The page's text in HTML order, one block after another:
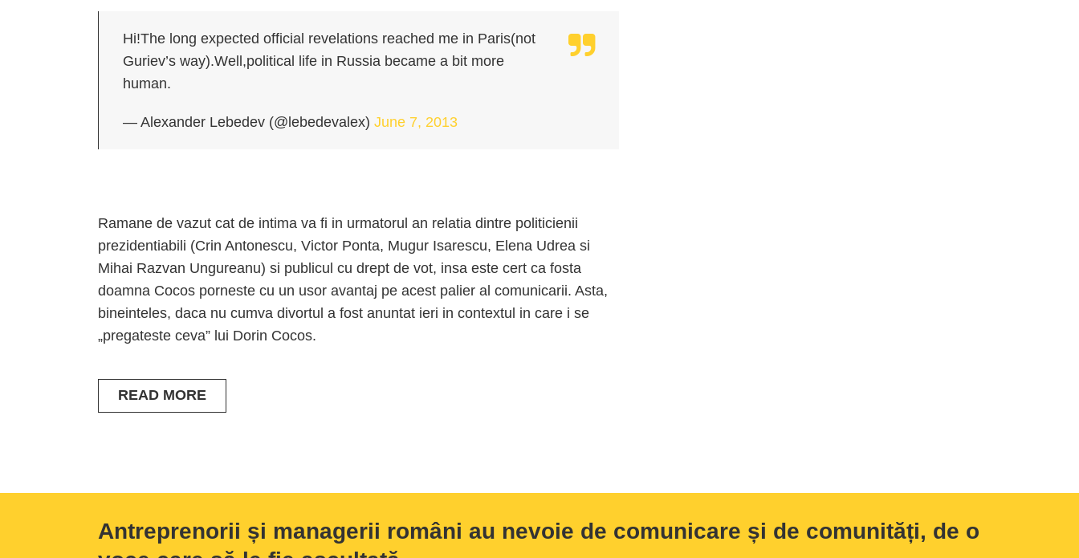
Hi!The long expected official revelations reached me in Paris(not
Guriev’s way).Well,political life in Russia became a bit more
human.
— Alexander Lebedev (@lebedevalex) June 7, 2013
Ramane de vazut cat de intima va fi in urmatorul an relatia dintre politicienii
prezidentiabili (Crin Antonescu, Victor Ponta, Mugur Isarescu, Elena Udrea si
Mihai Razvan Ungureanu) si publicul cu drept de vot, insa este cert ca fosta
doamna Cocos porneste cu un usor avantaj pe acest palier al comunicarii. Asta,
bineinteles, daca nu cumva divortul a fost anuntat ieri in contextul in care i se
„pregateste ceva” lui Dorin Cocos.
READ MORE
Antreprenorii și managerii români au nevoie de comunicare și de comunități, de o